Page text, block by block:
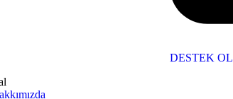
DESTEK OL